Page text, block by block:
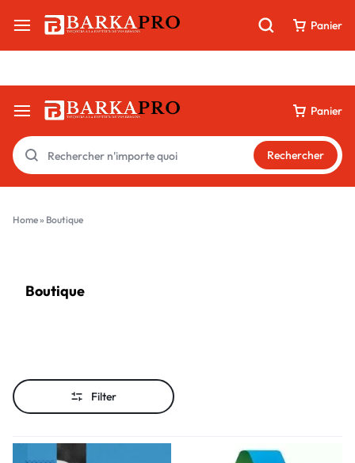
Livraison 100 % digitale par e-mail & WhatsApp
Panier
Rechercher
Panier
Home» Boutique
Boutique
Filter